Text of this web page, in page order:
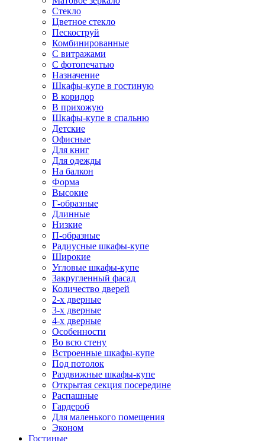
Стекло
Цветное стекло
Пескоструй
Комбинированные
С витражами
С фотопечатью
Назначение
Шкафы-купе в гостиную
В коридор
В прихожую
Шкафы-купе в спальню
Детские
Офисные
Для книг
Для одежды
На балкон
Форма
Высокие
Г-образные
Длинные
Низкие
П-образные
Радиусные шкафы-купе
Широкие
Угловые шкафы-купе
Закругленный фасад
Количество дверей
2-х дверные
3-х дверные
4-х дверные
Особенности
Во всю стену
Встроенные шкафы-купе
Под потолок
Раздвижные шкафы-купе
Открытая секция посередине
Распашные
Гардероб
Для маленького помещения
Эконом
Гостиные